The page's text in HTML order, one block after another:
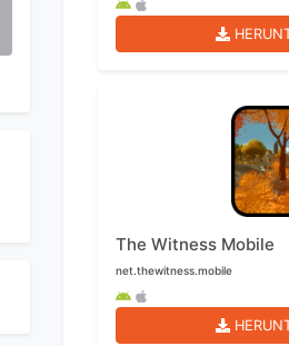
The Witness Mobile
net.thewitness.mobile